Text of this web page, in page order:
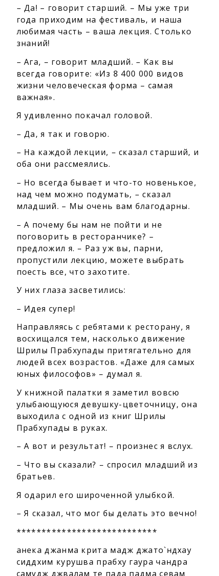
– Да! – говорит старший. – Мы уже три
года приходим на фестиваль, и наша
любимая часть – ваша лекция. Столько
знаний!
– Ага, – говорит младший. – Как вы
всегда говорите: «Из 8 400 000 видов
жизни человеческая форма – самая
важная».
Я удивленно покачал головой.
– Да, я так и говорю.
– На каждой лекции, – сказал старший, и
оба они рассмеялись.
– Но всегда бывает и что-то новенькое,
над чем можно подумать, – сказал
младший. – Мы очень вам благодарны.
– А почему бы нам не пойти и не
поговорить в ресторанчике? –
предложил я. – Раз уж вы, парни,
пропустили лекцию, можете выбрать
поесть все, что захотите.
У них глаза засветились:
– Идея супер!
Направляясь с ребятами к ресторану, я
восхищался тем, насколько движение
Шрилы Прабхупады притягательно для
людей всех возрастов. «Даже для самых
юных философов» – думал я.
У книжной палатки я заметил вовсю
улыбающуюся девушку-цветочницу, она
выходила с одной из книг Шрилы
Прабхупады в руках.
– А вот и результат! – произнес я вслух.
– Что вы сказали? – спросил младший из
братьев.
Я одарил его широченной улыбкой.
– Я сказал, что мог бы делать это вечно!
****************************
анека джанма крита мадж джато`ндхау
сиддхим курушва прабху гаура чандра
самудж джвалам те пада падма севам